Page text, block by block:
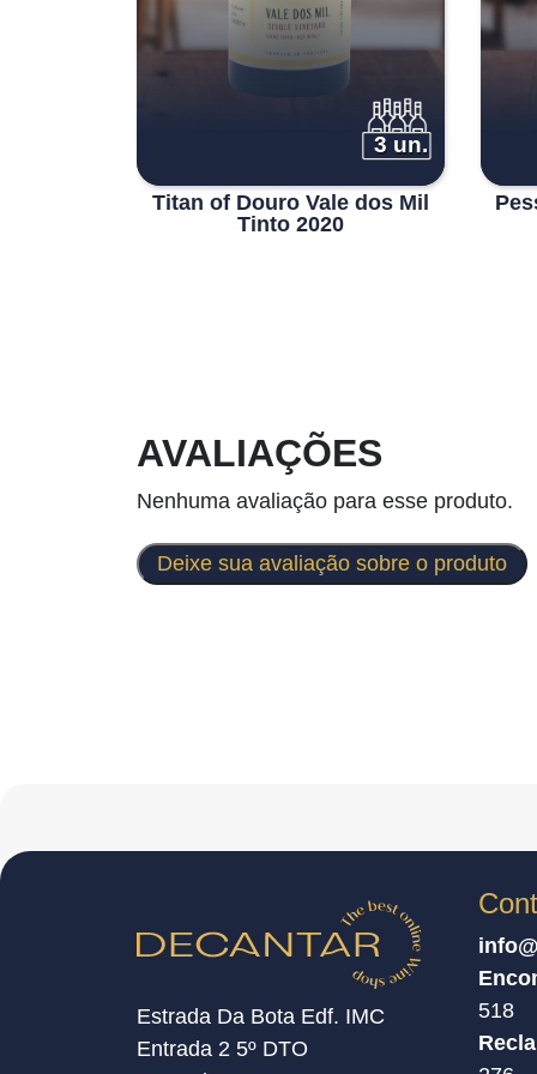
3 un.
Titan of Douro Vale dos Mil
Tinto 2020
AVALIAÇÕES
Nenhuma avaliação para esse produto.
Deixe sua avaliação sobre o produto
Estrada Da Bota Edf. IMC
Entrada 2 5º DTO
518